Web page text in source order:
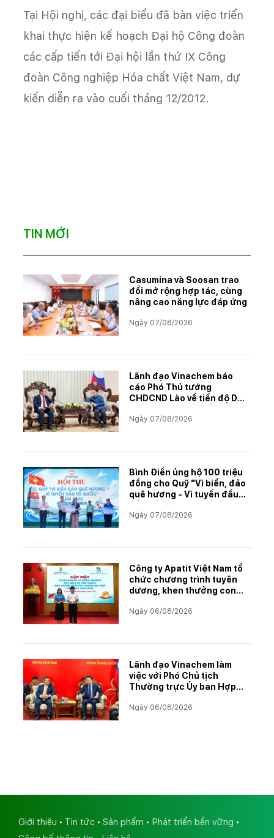
Tại Hội nghị, các đại biểu đã bàn việc triển
khai thực hiện kế hoạch Đại hộ Công đoàn
các cấp tiến tới Đại hội lần thứ IX Công
đoàn Công nghiệp Hóa chất Việt Nam, dự
kiến diễn ra vào cuối tháng 12/2012.
TIN MỚI
Casumina và Soosan trao
đổi mở rộng hợp tác, cùng
nâng cao năng lực đáp ứng
Ngày 07/08/2026
Lãnh đạo Vinachem báo
cáo Phó Thủ tướng
CHDCND Lào về tiến độ Dự
muối mỏ Kali
Ngày 07/08/2026
Bình Điền ủng hộ 100 triệu
đồng cho Quỹ "Vì biển, đảo
quê hương - Vì tuyến đầu
Ngày 07/08/2026
Công ty Apatit Việt Nam tổ
chức chương trình tuyên
dương, khen thưởng con
học tập xuất sắc năm học
Ngày 06/08/2026
Lãnh đạo Vinachem làm
việc với Phó Chủ tịch
Thường trực Ủy ban Hợp
đẩy triển khai Dự án Kali
Ngày 06/08/2026
Giới thiệu Tin tức Sản phẩm
Phát triển bền vững